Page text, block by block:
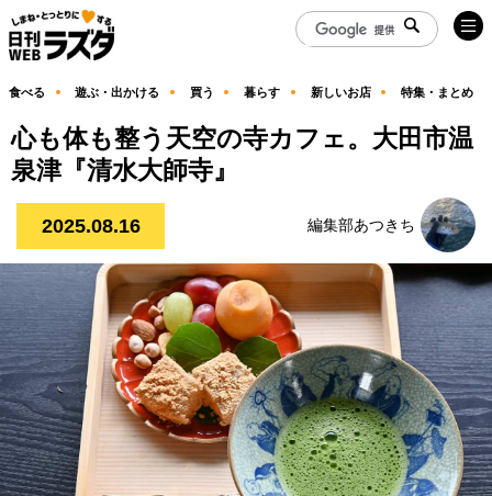
食べる 遊ぶ・出かける 買う 暮らす 新しいお店 特集・まとめ
心も体も整う天空の寺カフェ。大田市温
泉津『清水大師寺』
2025.08.16 編集部あつきち